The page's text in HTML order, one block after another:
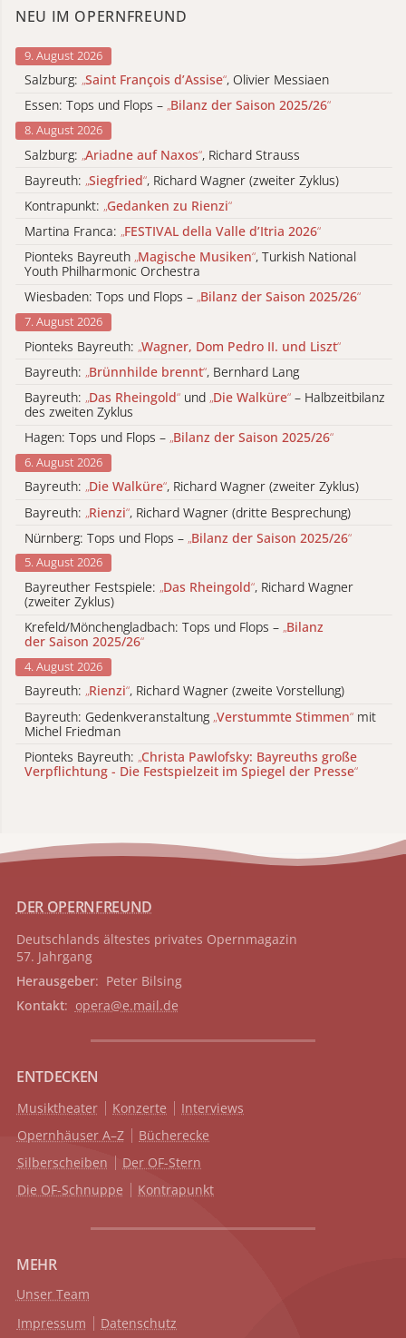
NEU IM OPERNFREUND
9. August 2026
Salzburg: „Saint François d’Assise“, Olivier Messiaen
Essen: Tops und Flops – „Bilanz der Saison 2025/26“
8. August 2026
Salzburg: „Ariadne auf Naxos“, Richard Strauss
Bayreuth: „Siegfried“, Richard Wagner (zweiter Zyklus)
Kontrapunkt: „Gedanken zu Rienzi“
Martina Franca: „FESTIVAL della Valle d’Itria 2026“
Pionteks Bayreuth „Magische Musiken“, Turkish National
Youth Philharmonic Orchestra
Wiesbaden: Tops und Flops – „Bilanz der Saison 2025/26“
7. August 2026
Pionteks Bayreuth: „Wagner, Dom Pedro II. und Liszt“
Bayreuth: „Brünnhilde brennt“, Bernhard Lang
Bayreuth: „Das Rheingold“ und „Die Walküre“ – Halbzeitbilanz
des zweiten Zyklus
Hagen: Tops und Flops – „Bilanz der Saison 2025/26“
6. August 2026
Bayreuth: „Die Walküre“, Richard Wagner (zweiter Zyklus)
Bayreuth: „Rienzi“, Richard Wagner (dritte Besprechung)
Nürnberg: Tops und Flops – „Bilanz der Saison 2025/26“
5. August 2026
Bayreuther Festspiele: „Das Rheingold“, Richard Wagner
(zweiter Zyklus)
Krefeld/Mönchengladbach: Tops und Flops – „Bilanz
der Saison 2025/26“
4. August 2026
Bayreuth: „Rienzi“, Richard Wagner (zweite Vorstellung)
Bayreuth: Gedenkveranstaltung „Verstummte Stimmen“ mit
Michel Friedman
Pionteks Bayreuth: „Christa Pawlofsky: Bayreuths große
Verpflichtung - Die Festspielzeit im Spiegel der Presse“
DER OPERNFREUND
Deutschlands ältestes privates Opernmagazin
57. Jahrgang
Herausgeber: Peter Bilsing
Kontakt: opera@e.mail.de
ENTDECKEN
Musiktheater Konzerte
Interviews
Opernhäuser A–Z
Bücherecke
Silberscheiben
Der OF-Stern
Die OF-Schnuppe
Kontrapunkt
MEHR
Unser Team
Impressum
Datenschutz